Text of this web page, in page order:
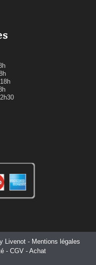
Livenot - Mentions légales
- CGV- Achat